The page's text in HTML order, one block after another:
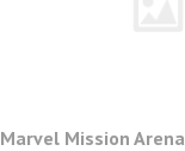
Marvel Mission Arena